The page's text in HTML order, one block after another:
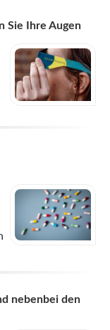
Sie Ihre Augen
nebenbei den